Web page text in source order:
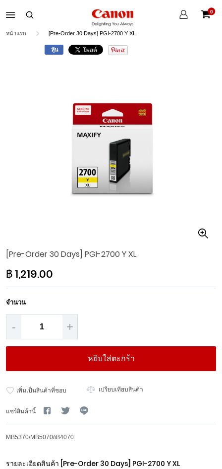
บัญชี
ของ
0
หน้าแรก [Pre-Order 30 Days] PGI-2700 Y XL
หุ้น
[Pre-Order 30 Days] PGI-2700 Y XL
฿ 1,219.00
จำนวน
- +
หยิบใส่ตะกร้า
เพิ่มเป็นสินค้าที่ชอบ เปรียบเทียบสินค้า
แชร์สินค้านี้
MB5370/MB5070/iB4070
beginning
images
gallery
รายละเอียดสินค้า [Pre-Order 30 Days] PGI-2700 Y XL